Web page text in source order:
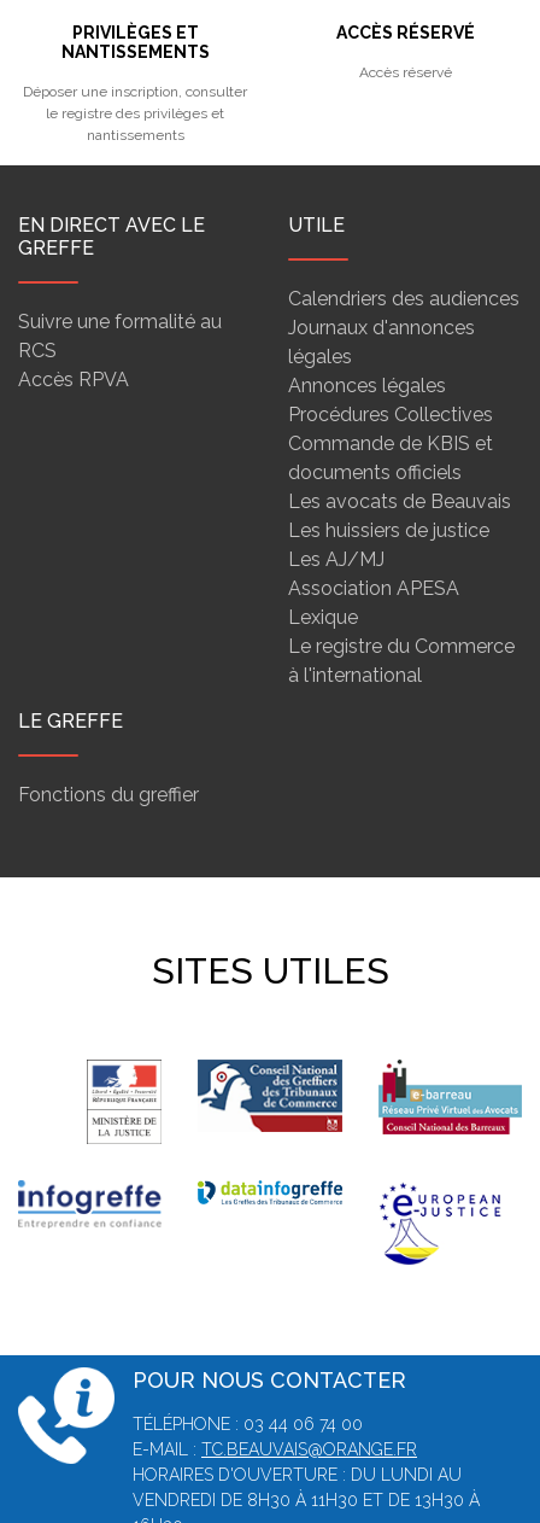
PRIVILÈGES ET
NANTISSEMENTS
Déposer une inscription, consulter
le registre des privilèges et
nantissements
ACCÈS RÉSERVÉ
Accès réservé
EN DIRECT AVEC LE
GREFFE
Suivre une formalité au
RCS
Accès RPVA
UTILE
Calendriers des audiences
Journaux d'annonces
légales
Annonces légales
Procédures Collectives
Commande de KBIS et
documents officiels
Les avocats de Beauvais
Les huissiers de justice
Les AJ/MJ
Association APESA
Lexique
Le registre du Commerce
à l'international
LE GREFFE
Fonctions du greffier
SITES UTILES
POUR NOUS CONTACTER
TÉLÉPHONE : 03 44 06 74 00
E-MAIL : TC.BEAUVAIS@ORANGE.FR
HORAIRES D'OUVERTURE : DU LUNDI AU
VENDREDI DE 8H30 À 11H30 ET DE 13H30 À